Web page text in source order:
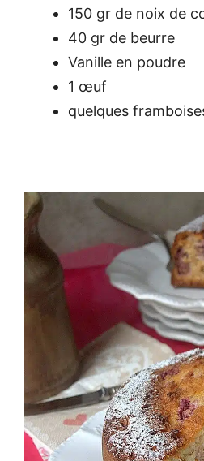
150 gr de noix de
40 gr de beurre
Vanille en poudre
1 œuf
quelques